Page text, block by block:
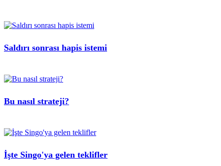
Saldırı sonrası hapis istemi
Bu nasıl strateji?
İşte Singo'ya gelen teklifler